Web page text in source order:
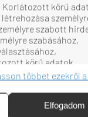
Korlátozott körű
szabott
szabásához,
körű adatok
többet ezekről
Elfogadom